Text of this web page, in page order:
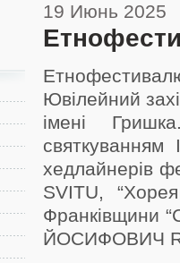
19 Июнь 2025
Ювілейний
імені
хедлайнерів
SVITU,
Франківщини
ЙОСИФОВИЧ